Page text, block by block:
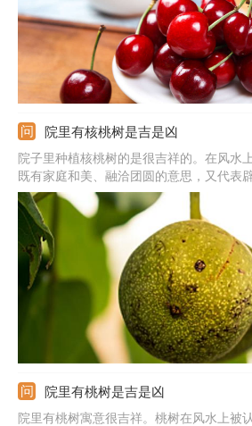
院里有核桃树是吉是凶
院子里种植核桃树的是很吉祥的。在风水
既有家庭和美、融洽团圆的意思，又代表
里种植核桃树最好是选择秋季土地封冻之
前，而且一定要找一个光照充足无遮挡的
深翻。种植时可以将二年生核桃树幼苗带
院里有桃树是吉是凶
院里有桃树寓意很吉祥。桃树在风水上被